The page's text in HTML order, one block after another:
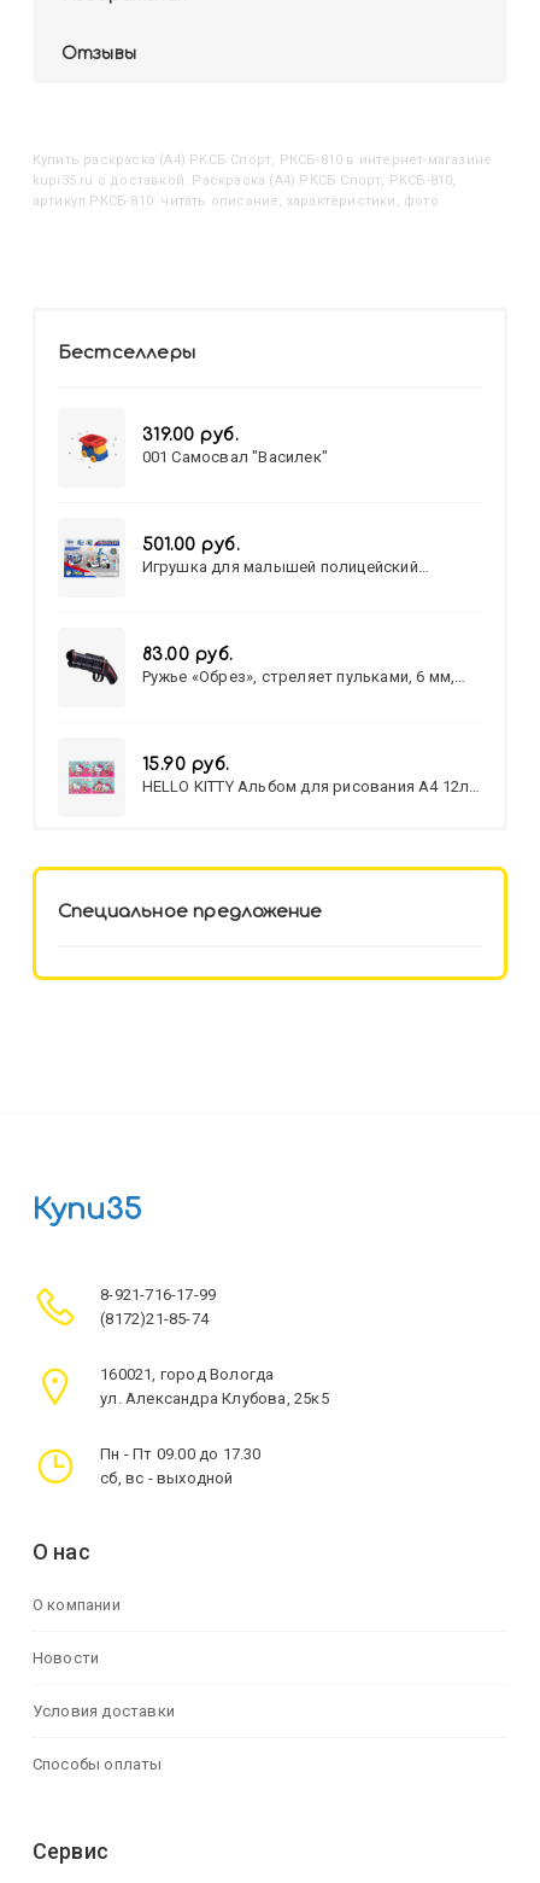
Отзывы
Купить Раскраска (А4) РКСБ Спорт, РКСБ-810 в интернет-магазине
kupi35.ru с доставкой. Раскраска (А4) РКСБ Спорт, РКСБ-810,
артикул РКСБ-810: читать описание, характеристики, фото
Бестселлеры
319.00 руб.
001 Самосвал "Василек"
501.00 руб.
Игрушка для малышей полицейский
83.00 руб.
Ружье «Обрез», стреляет пульками, 6 мм,
15.90 руб.
HELLO KITTY Альбом для рисования А4 12л.
Специальное предложение
Купи35
8-921-716-17-99
(8172)21-85-74
160021, город Вологда
ул. Александра Клубова, 25к5
Пн - Пт 09.00 до 17.30
сб, вс - выходной
О нас
О компании
Новости
Условия доставки
Способы оплаты
Сервис